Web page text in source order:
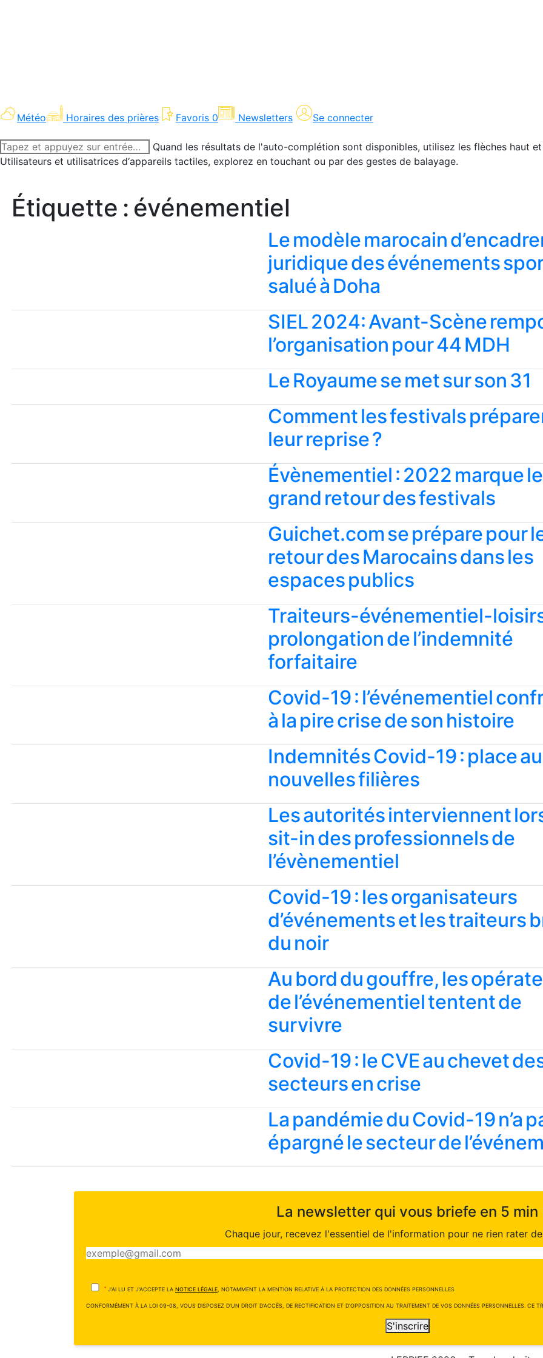
Météo Horaires des prières Favoris 0 Newsletters Se connecter
Recherche
:
Quand les résultats de l'auto-complétion sont disponibles, utilisez les flèches haut
Utilisateurs et utilisatrices d‘appareils tactiles, explorez en touchant ou par des gestes de balayage.
Étiquette : événementiel
Le modèle marocain
juridique des événements
salué à Doha
SIEL 2024: Avant-Scène
l’organisation pour 44 MDH
Le Royaume se met sur son 31
Comment les festivals
leur reprise ?
Évènementiel : 2022 marque le
grand retour des festivals
Guichet.com se prépare pour
retour des Marocains dans les
espaces publics
Traiteurs-événementiel-
prolongation de l’indemnité
forfaitaire
Covid-19 : l’événementiel
à la pire crise de son histoire
Indemnités Covid-19 : place
nouvelles filières
Les autorités interviennent
sit-in des professionnels de
l’évènementiel
Covid-19 : les organisateurs
d’événements et les traiteurs
du noir
Au bord du gouffre, les
de l’événementiel tentent de
survivre
Covid-19 : le CVE au chevet
secteurs en crise
La pandémie du Covid-19 n’a
épargné le secteur de
La newsletter qui vous briefe en 5 min
Chaque jour, recevez l'essentiel de l'information pour ne rien rater
* J'AI LU ET J'ACCEPTE LA NOTICE LÉGALE , NOTAMMENT LA MENTION RELATIVE À LA PROTECTION DES DONNÉES PERSONNELLES
CONFORMÉMENT À LA LOI 09-08, VOUS DISPOSEZ D'UN DROIT D'ACCÈS, DE RECTIFICATION ET D'OPPOSITION AU TRAITEMENT DE VOS DONNÉES PERSONNELLES. CE
S'inscrire